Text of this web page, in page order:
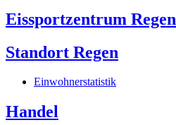
Eissportzentrum Regen
Standort Regen
Einwohnerstatistik
Handel